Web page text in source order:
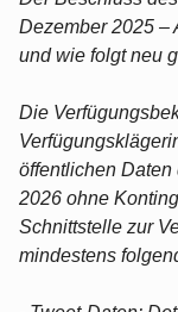
Dezember 2025 –
und wie folgt neu
Die
öffentlichen Daten
2026 ohne
Schnittstelle zur
mindestens